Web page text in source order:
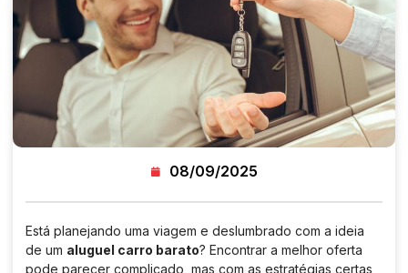
08/09/2025
Está planejando uma viagem e deslumbrado com a ideia
de um aluguel carro barato? Encontrar a melhor oferta
pode parecer complicado, mas com as estratégias certas